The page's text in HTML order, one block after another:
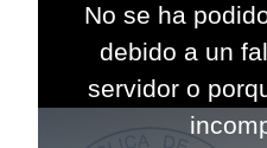
window.
No se ha
debido a un
servidor o